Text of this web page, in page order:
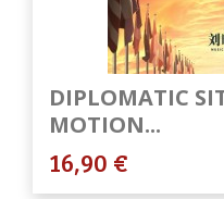
DIPLOMATIC
MOTION...
16,90 €